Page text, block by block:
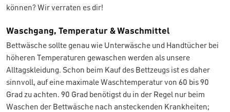
können? Wir verraten es dir!
Waschgang, Temperatur & Waschmittel
Bettwäsche sollte genau wie Unterwäsche und Handtücher bei
höheren Temperaturen gewaschen werden als unsere
Alltagskleidung. Schon beim Kauf des Bettzeugs ist es daher
sinnvoll, auf eine maximale Waschtemperatur von 60 bis 90
Grad zu achten. 90 Grad benötigst du in der Regel nur beim
Waschen der Bettwäsche nach ansteckenden Krankheiten;